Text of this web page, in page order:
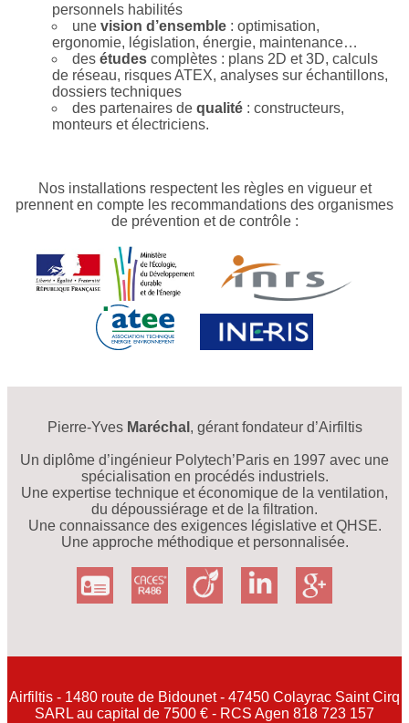
personnels habilités
une vision d’ensemble: optimisation,
ergonomie, législation, énergie, maintenance…
des étudescomplètes : plans 2D et 3D, calculs
de réseau, risques ATEX, analyses sur échantillons,
dossiers techniques
des partenaires de qualité: constructeurs,
monteurs et électriciens.
Nos installations respectent les règles en vigueur et
prennent en compte les recommandations des organismes
de prévention et de contrôle :
Pierre-Yves Maréchal , gérant fondateur d’Airfiltis
Un diplôme d’ingénieur Polytech’Paris en 1997 avec une
spécialisation en procédés industriels.
Une expertise technique et économique de la ventilation,
du dépoussiérage et de la filtration.
Une connaissance des exigences législative et QHSE.
Une approche méthodique et personnalisée.
Airfiltis - 1480 route de Bidounet - 47450 Colayrac Saint Cirq
SARL au capital de 7500 € - RCS Agen 818 723 157